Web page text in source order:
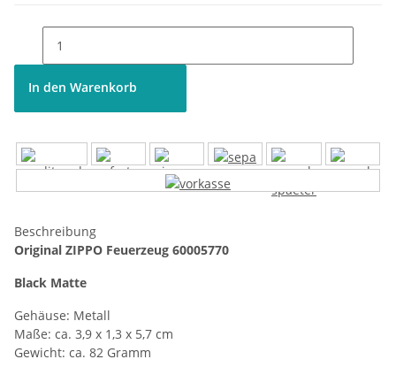
In den Warenkorb
Beschreibung
Original ZIPPO Feuerzeug 60005770
Black Matte
Gehäuse: Metall
Maße: ca. 3,9 x 1,3 x 5,7 cm
Gewicht: ca. 82 Gramm